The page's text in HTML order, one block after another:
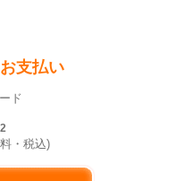
支払い
ド
・税込)